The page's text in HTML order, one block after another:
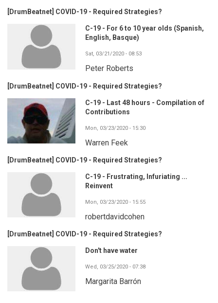
[DrumBeatnet] COVID-19 - Required Strategies?
C-19 - For 6 to 10 year olds (Spanish,
English, Basque)
Sat, 03/21/2020 - 08:53
Peter Roberts
[DrumBeatnet] COVID-19 - Required Strategies?
C-19 - Last 48 hours - Compilation of
Contributions
Mon, 03/23/2020 - 15:30
Warren Feek
[DrumBeatnet] COVID-19 - Required Strategies?
C-19 - Frustrating, Infuriating ...
Reinvent
Mon, 03/23/2020 - 15:55
robertdavidcohen
[DrumBeatnet] COVID-19 - Required Strategies?
Don't have water
Wed, 03/25/2020 - 07:38
Margarita Barrón